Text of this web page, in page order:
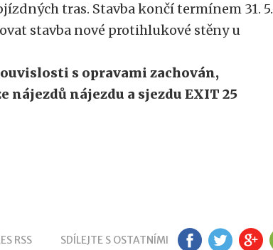
tras. Stavba končí termínem 31. 5.
stavba nové protihlukové stěny u
s opravami zachován,
nájezdů nájezdu a sjezdu EXIT 25
RSS SDÍLEJTE S OSTATNÍMI FB TW GP